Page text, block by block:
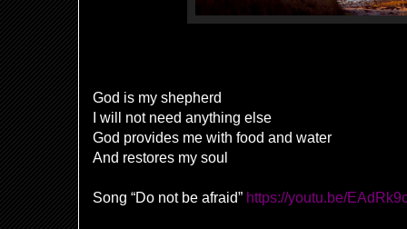
God is my shepherd
I will not need anything else
God provides me with food and water
And restores my soul
Song “Do not be afraid” https://youtu.be/